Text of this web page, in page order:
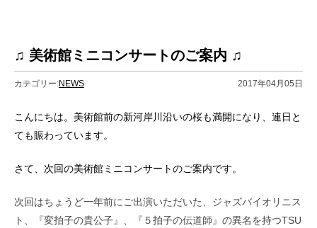
♫ 美術館ミニコンサートのご案内 ♫
カテゴリー:NEWS 2017年04月05日
こんにちは。美術館前の新河岸川沿いの桜も満開になり、連日と
ても賑わっています。
さて、次回の美術館ミニコンサートのご案内です。
次回はちょうど一年前にご出演いただいた、ジャズバイオリニス
ト、『変拍子の貴公子』、『５拍子の伝道師』の異名を持つTSU